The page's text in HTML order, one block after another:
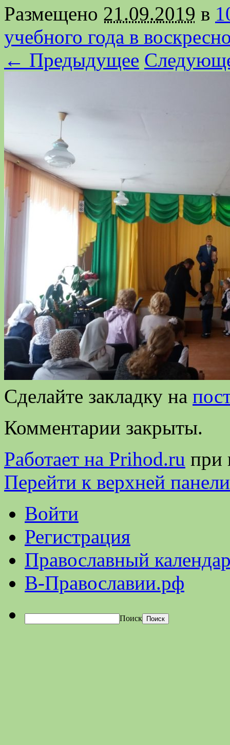
Размещено 21.09.2019 в
учебного года в
← Предыдущее
Сделайте закладку на
Комментарии закрыты.
Работает на Prihod.ru при
Перейти к верхней панели
Войти
Регистрация
Православный
В-Православии.рф
Поиск